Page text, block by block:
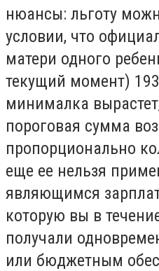
нюансы: льготу
условии, что
матери одного
текущий момент)
минималка
пороговая сумма
пропорционально
еще ее нельзя
являющимся
которую вы в
получали
или бюджетным